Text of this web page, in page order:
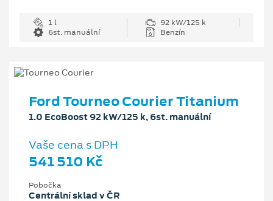
1 l
92 kW/125 k
6st. manuální
Benzín
Ford Tourneo Courier Titanium
1.0 EcoBoost 92 kW/125 k, 6st. manuální
Vaše cena s DPH
541 510 Kč
Pobočka
Centrální sklad v ČR